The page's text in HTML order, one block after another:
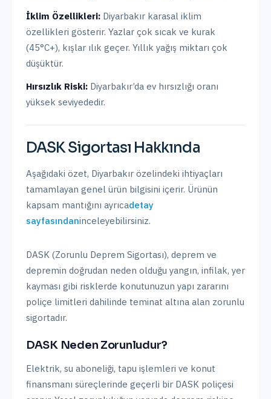
İklim Özellikleri: Diyarbakır karasal iklim
özellikleri gösterir. Yazlar çok sıcak ve kurak
(45°C+), kışlar ılık geçer. Yıllık yağış miktarı çok
düşüktür.
Hırsızlık Riski: Diyarbakır’da ev hırsızlığı oranı
yüksek seviyededir.
DASK Sigortası Hakkında
Aşağıdaki özet, Diyarbakır özelindeki ihtiyaçları
tamamlayan genel ürün bilgisini içerir. Ürünün
kapsam mantığını ayrıcadetay
sayfasındaninceleyebilirsiniz.
DASK (Zorunlu Deprem Sigortası), deprem ve
depremin doğrudan neden olduğu yangın, infilak, yer
kayması gibi risklerde konutunuzun yapı zararını
poliçe limitleri dahilinde teminat altına alan zorunlu
sigortadır.
DASK Neden Zorunludur?
Elektrik, su aboneliği, tapu işlemleri ve konut
finansmanı süreçlerinde geçerli bir DASK poliçesi